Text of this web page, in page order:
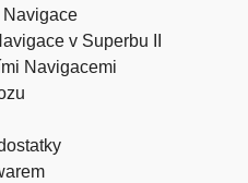
Navigace
v Superbu II
Navigacemi